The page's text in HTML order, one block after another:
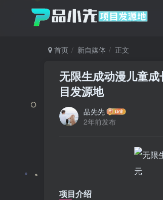
首页 新自媒体 正文
无限生成动漫儿童
目发源地
品先先
2年前发布
项目介绍